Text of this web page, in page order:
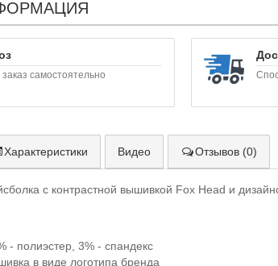
самостоятельно
Характеристики Видео Отзывов (0)
с контрастной вышивкой Fox Head и
- полиэстер, 3% - спандекс
в виде логотипа бренда